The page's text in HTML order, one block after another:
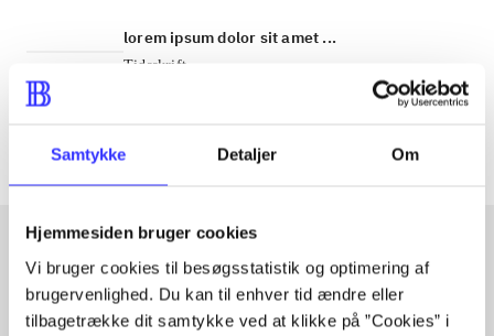
Samtykke Detaljer Om
Hjemmesiden bruger cookies
Vi bruger cookies til besøgsstatistik og optimering af
brugervenlighed. Du kan til enhver tid ændre eller
tilbagetrække dit samtykke ved at klikke på ”Cookies” i
lorem ipsum dolor sit amet ...
Tidsskrift
Artiklerne i
Artikler med samme emner
Fra